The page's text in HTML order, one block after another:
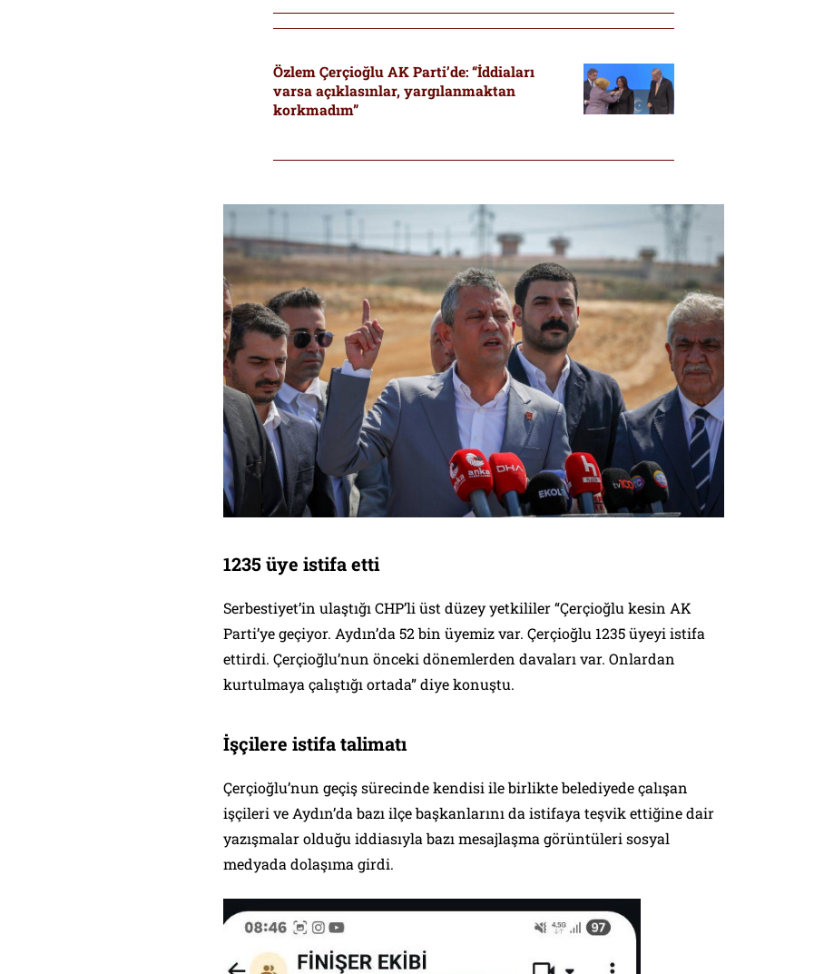
Özlem Çerçioğlu AK Parti’de: “İddiaları
varsa açıklasınlar, yargılanmaktan
korkmadım”
1235 üye istifa etti
Serbestiyet’in ulaştığı CHP’li üst düzey yetkililer “Çerçioğlu kesin AK
Parti’ye geçiyor. Aydın’da 52 bin üyemiz var. Çerçioğlu 1235 üyeyi istifa
ettirdi. Çerçioğlu’nun önceki dönemlerden davaları var. Onlardan
kurtulmaya çalıştığı ortada” diye konuştu.
İşçilere istifa talimatı
Çerçioğlu’nun geçiş sürecinde kendisi ile birlikte belediyede çalışan
işçileri ve Aydın’da bazı ilçe başkanlarını da istifaya teşvik ettiğine dair
yazışmalar olduğu iddiasıyla bazı mesajlaşma görüntüleri sosyal
medyada dolaşıma girdi.